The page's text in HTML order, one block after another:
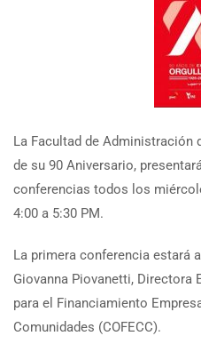
La Facultad de Administración
de su 90 Aniversario,
conferencias todos los
4:00 a 5:30 PM.
La primera conferencia estará
Giovanna Piovanetti, Directora
para el Financiamiento
Comunidades (COFECC).